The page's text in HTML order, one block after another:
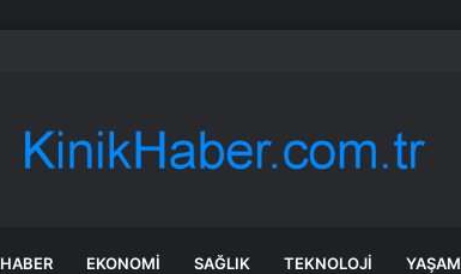
HABER EKONOMI SAĞLIK TEKNOLOJI YAŞAM